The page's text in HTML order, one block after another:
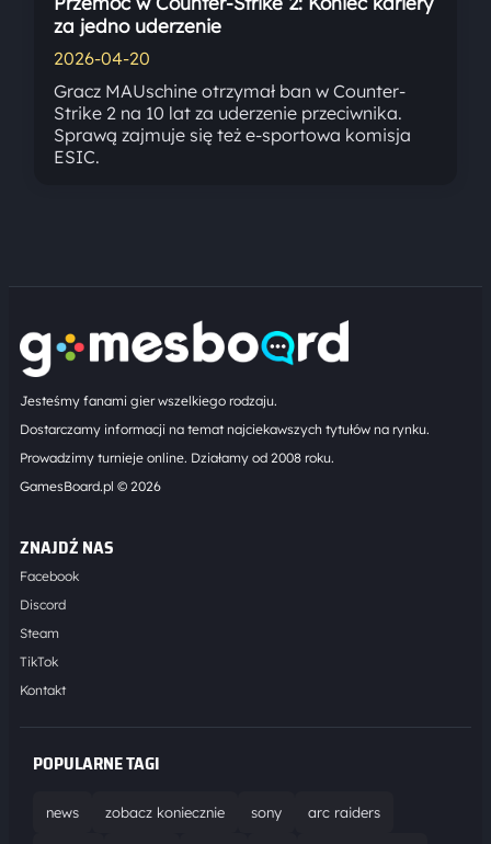
za jedno uderzenie
2026-04-20
Gracz MAUschine otrzymał ban w Counter-
Strike 2 na 10 lat za uderzenie przeciwnika.
Sprawą zajmuje się też e-sportowa komisja
ESIC.
Jesteśmy fanami gier wszelkiego rodzaju.
Dostarczamy informacji na temat najciekawszych tytułów na rynku.
Prowadzimy turnieje online. Działamy od 2008 roku.
GamesBoard.pl © 2026
ZNAJDŹ NAS
Facebook
Discord
Steam
TikTok
Kontakt
POPULARNE TAGI
news zobacz koniecznie sony arc raiders